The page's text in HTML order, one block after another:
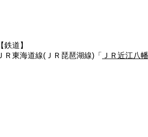
【鉄道】
ＪＲ東海道線(ＪＲ琵琶湖線)「
ＪＲ近江八